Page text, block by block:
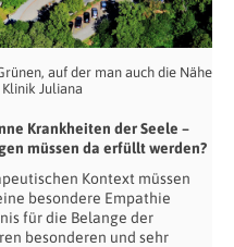
auf der man auch die Nähe
Juliana
Krankheiten der Seele –
müssen da erfüllt werden?
Kontext müssen
besondere Empathie
für die Belange der
besonderen und sehr